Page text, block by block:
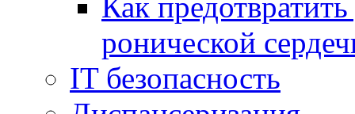
ронической
IT безопасность